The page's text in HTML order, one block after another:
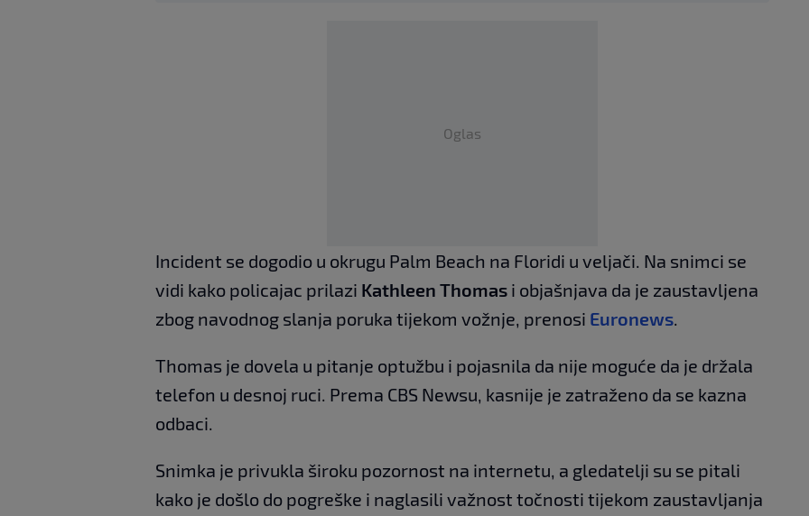
Oglas
Incident se dogodio u okrugu Palm Beach na Floridi u veljači. Na snimci se
vidi kako policajac prilazi Kathleen Thomas i objašnjava da je zaustavljena
zbog navodnog slanja poruka tijekom vožnje, prenosi Euronews.
Thomas je dovela u pitanje optužbu i pojasnila da nije moguće da je držala
telefon u desnoj ruci. Prema CBS Newsu, kasnije je zatraženo da se kazna
odbaci.
Snimka je privukla široku pozornost na internetu, a gledatelji su se pitali
kako je došlo do pogreške i naglasili važnost točnosti tijekom zaustavljanja